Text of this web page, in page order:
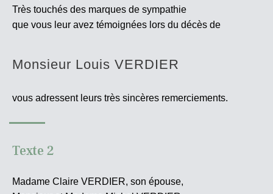
Très touchés des marques de sympathie
que vous leur avez témoignées lors du décès de
Monsieur Louis VERDIER
vous adressent leurs très sincères remerciements.
Texte 2
Madame Claire VERDIER, son épouse,